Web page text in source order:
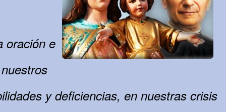
oración e
y deficiencias, en nuestras crisis